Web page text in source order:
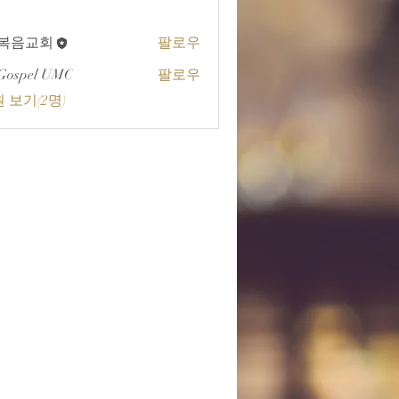
회
음교회
팔로우
UMC
팔로우
보기(2명)